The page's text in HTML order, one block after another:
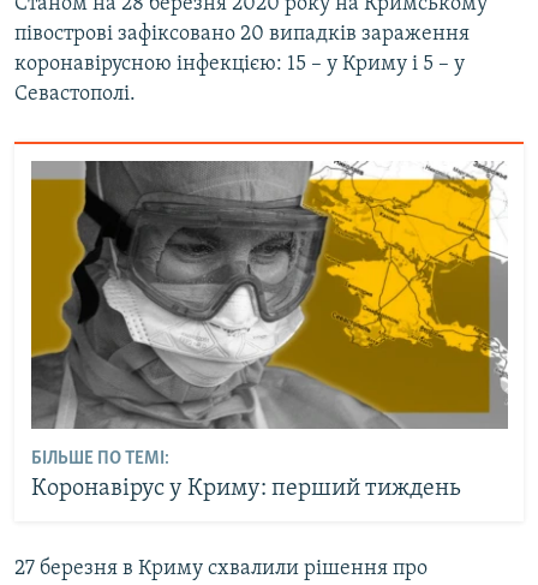
Станом на 28 березня 2020 року на Кримському
півострові зафіксовано 20 випадків зараження
коронавірусною інфекцією: 15 – у Криму і 5 – у
Севастополі.
БІЛЬШЕ ПО ТЕМІ:
Коронавірус у Криму: перший тиждень
27 березня в Криму схвалили рішення про